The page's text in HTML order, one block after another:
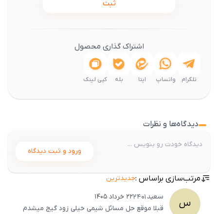
ثبت
اشتراک گذاری محصول
تلگرام واتساپ ایتا بله کپی لینک
دیدگاه‌ها و نظرات
ورود و ثبت دیدگاه
مرتب‌سازی براساس :جدیدترین
س سعید2401۲۲ خرداد ۱۴۰۵
قبلا موقع حل مسائل شیمی خیلی زود گیج میشدم